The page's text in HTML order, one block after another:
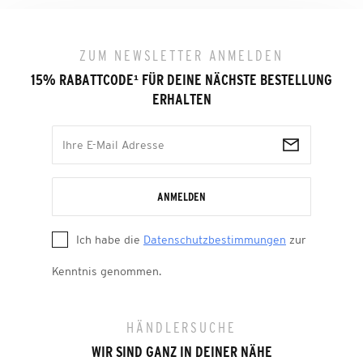
ZUM NEWSLETTER ANMELDEN
15% RABATTCODE¹ FÜR DEINE NÄCHSTE BESTELLUNG
ERHALTEN
ANMELDEN
Ich habe die Datenschutzbestimmungen zur
Kenntnis genommen.
HÄNDLERSUCHE
WIR SIND GANZ IN DEINER NÄHE